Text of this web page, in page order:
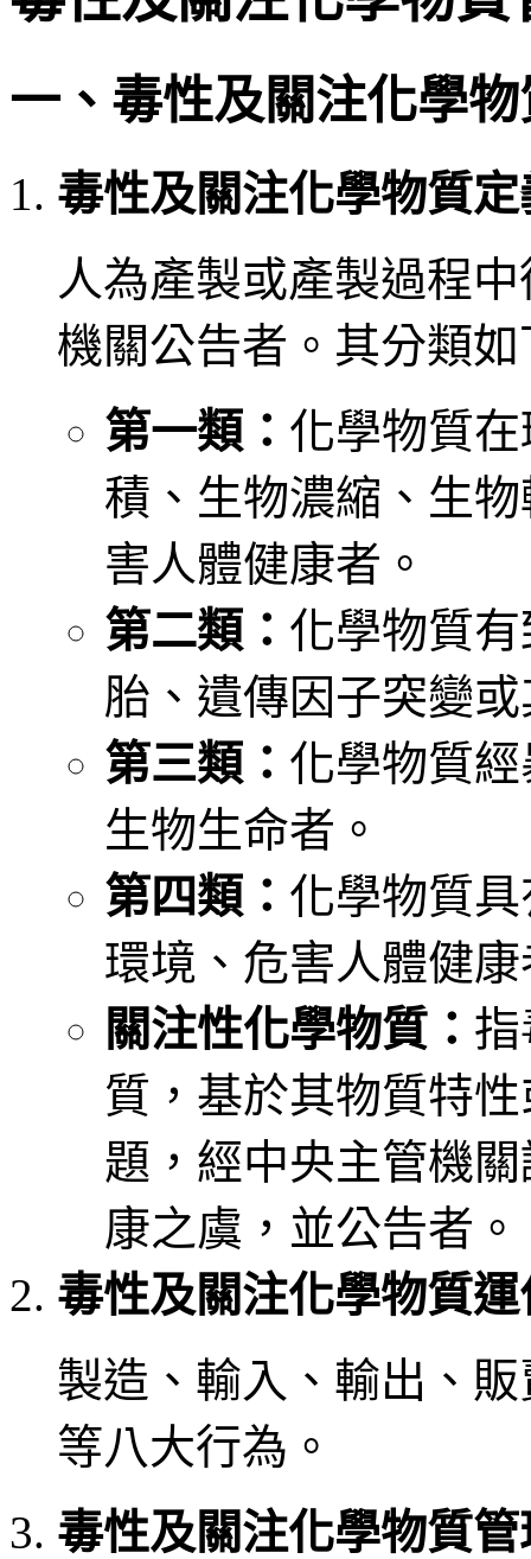
一、毒性及關注化學
毒性及關注化學物質
人為產製或產製過程
機關公告者。其分類如
第一類： 化學物質
積、生物濃縮、生
害人體健康者。
第二類： 化學物質
胎、遺傳因子突變
第三類： 化學物質
生物生命者。
第四類： 化學物質
環境、危害人體健
關注性化學物質：
質，基於其物質特
題，經中央主管機
康之虞，並公告者。
毒性及關注化學物質運
製造、輸入、輸出、
等八大行為。
毒性及關注化學物質管